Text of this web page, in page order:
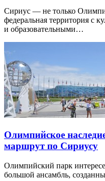
Сириус — не только
федеральная территория с
и образовательными…
Олимпийское
маршрут по Сириусу
Олимпийский парк
большой ансамбль,